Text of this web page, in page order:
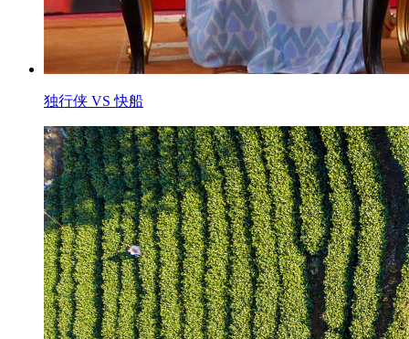
独行侠 VS 快船